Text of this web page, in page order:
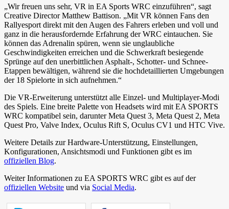
„Wir freuen uns sehr, VR in EA Sports WRC einzuführen“, sagt
Creative Director Matthew Battison. „Mit VR können Fans den
Rallyesport direkt mit den Augen des Fahrers erleben und voll und
ganz in die herausfordernde Erfahrung der WRC eintauchen. Sie
können das Adrenalin spüren, wenn sie unglaubliche
Geschwindigkeiten erreichen und die Schwerkraft besiegende
Sprünge auf den unerbittlichen Asphalt-, Schotter- und Schnee-
Etappen bewältigen, während sie die hochdetaillierten Umgebungen
der 18 Spielorte in sich aufnehmen.“
Die VR-Erweiterung unterstützt alle Einzel- und Multiplayer-Modi
des Spiels. Eine breite Palette von Headsets wird mit EA SPORTS
WRC kompatibel sein, darunter Meta Quest 3, Meta Quest 2, Meta
Quest Pro, Valve Index, Oculus Rift S, Oculus CV1 und HTC Vive.
Weitere Details zur Hardware-Unterstützung, Einstellungen,
Konfigurationen, Ansichtsmodi und Funktionen gibt es im
offiziellen Blog.
Weiter Informationen zu EA SPORTS WRC gibt es auf der
offiziellen Website und via Social Media.